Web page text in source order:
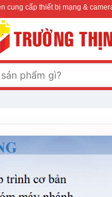
bị mạng & camera chính hãng,